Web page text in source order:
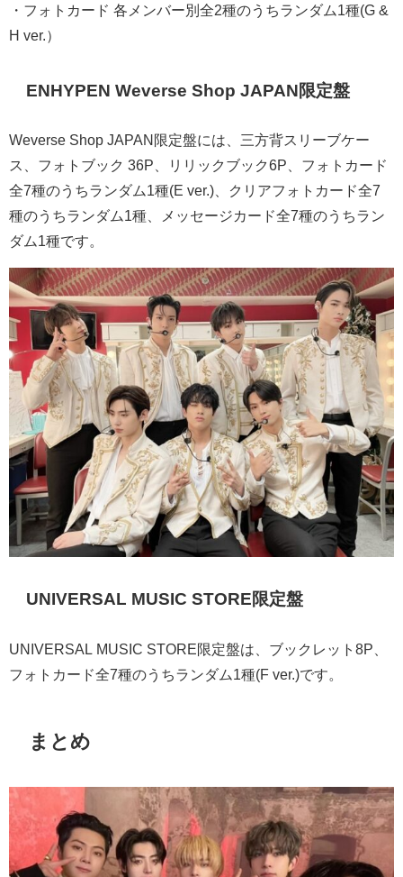
・フォトカード 各メンバー別全2種のうちランダム1種(G &
H ver.）
ENHYPEN Weverse Shop JAPAN限定盤
Weverse Shop JAPAN限定盤には、三方背スリーブケー
ス、フォトブック 36P、リリックブック6P、フォトカード
全7種のうちランダム1種(E ver.)、クリアフォトカード全7
種のうちランダム1種、メッセージカード全7種のうちラン
ダム1種です。
UNIVERSAL MUSIC STORE限定盤
UNIVERSAL MUSIC STORE限定盤は、 ブックレット8P、
フォトカード全7種のうちランダム1種(F ver.)です。
まとめ